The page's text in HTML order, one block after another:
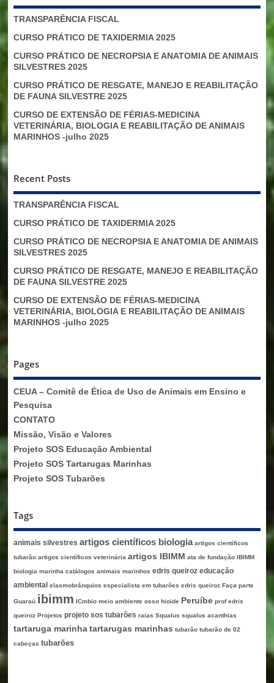
TRANSPARÊNCIA FISCAL
CURSO PRÁTICO DE TAXIDERMIA 2025
CURSO PRÁTICO DE NECROPSIA E ANATOMIA DE ANIMAIS
SILVESTRES 2025
CURSO PRÁTICO DE RESGATE, MANEJO E REABILITAÇÃO
DE FAUNA SILVESTRE 2025
CURSO DE EXTENSÃO DE FÉRIAS-MEDICINA
VETERINÁRIA, BIOLOGIA E REABILITAÇÃO DE ANIMAIS
MARINHOS -julho 2025
Recent Posts
TRANSPARÊNCIA FISCAL
CURSO PRÁTICO DE TAXIDERMIA 2025
CURSO PRÁTICO DE NECROPSIA E ANATOMIA DE ANIMAIS
SILVESTRES 2025
CURSO PRÁTICO DE RESGATE, MANEJO E REABILITAÇÃO
DE FAUNA SILVESTRE 2025
CURSO DE EXTENSÃO DE FÉRIAS-MEDICINA
VETERINÁRIA, BIOLOGIA E REABILITAÇÃO DE ANIMAIS
MARINHOS -julho 2025
Pages
CEUA – Comitê de Ética de Uso de Animais em Ensino e
Pesquisa
CONTATO
Missão, Visão e Valores
Projeto SOS Educação Ambiental
Projeto SOS Tartarugas Marinhas
Projeto SOS Tubarões
Tags
animais silvestres artigos científicos biologia artigos científicos
tubarão artigos científicos veterinária artigos IBIMM ata de fundação IBIMM
biologia marinha catálogos animais marinhos edris queiroz educação
ambiental
elasmobrânquios especialista em tubarões edris queiroz Faça parte
Guaraú ibimm ICmbio meio ambiente osso hioide Peruíbe prof edris
queiroz Projetos projeto sos tubarões raias Squalus squalus acanthias
tartaruga marinha tartarugas marinhas tubarão tubarão de 02
cabeças tubarões